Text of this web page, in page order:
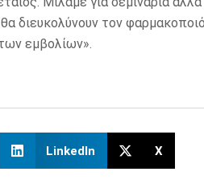
διευκολύνουν τον
εμβολίων».
LinkedIn X